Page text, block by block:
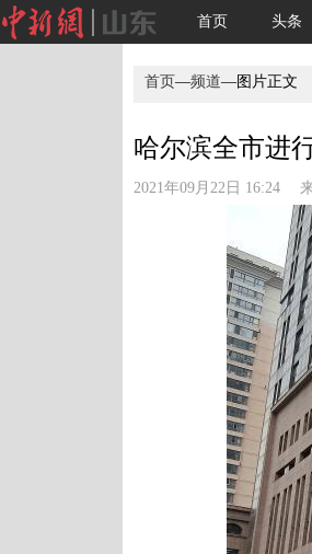
首页 头条
首页—频道—图片正文
哈尔滨全市进
2021年09月22日 16:24 来